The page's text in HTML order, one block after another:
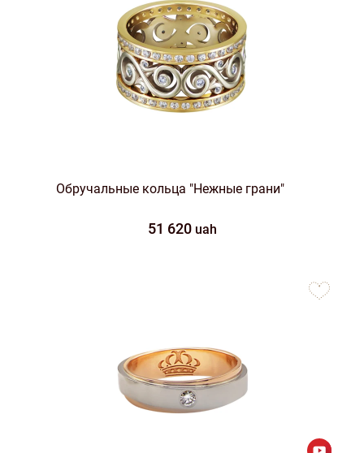
Обручальные кольца "Нежные грани"
51 620 uah
favorites